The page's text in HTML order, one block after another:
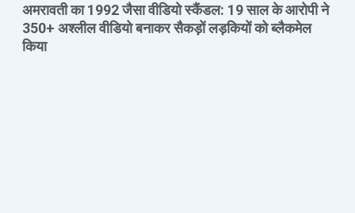
अमरावती का 1992 जैसा वीडियो स्कैंडल: 19 साल के आरोपी ने
350+ अश्लील वीडियो बनाकर सैकड़ों लड़कियों को ब्लैकमेल
किया